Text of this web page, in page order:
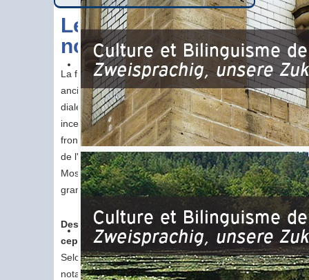
Les origines de
notre langue
La frontière linguistique en Moselle est très
ancienne mais l'origine exacte des
dialectes germaniques lorrains demeure
incertaine. On a longtemps affirmé que la
frontière linguistique était la conséquence
de l'installation sur le territoire de l'actuelle
Moselle de populations franques lors des
grandes invasions du Vème siècle.
Des travaux d'archéologie ont
cependant remis en cause cette thèse.
Selon une autre thèse, défendue
notamment par Alain Simmer, germaniste